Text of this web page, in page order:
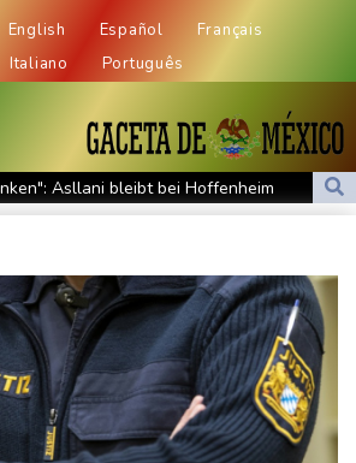
English Español
Français
Italiano
Português
Asllani bleibt bei Hoffenheim
Mehr als 32 Millionen Euro gehen nach
Mehr als 140 Tote bei Migrationskrise
bei Angriffen der pro-iranischen Huthis im
verschärfte Sanktionen gegen Russland
von Trumps Ballsaal aus - Präsident